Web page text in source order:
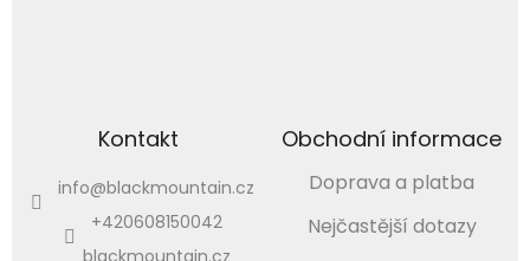
Kontakt
info@blackmountain.cz
+420608150042
Obchodní informace
Doprava a platba
Nejčastější dotazy